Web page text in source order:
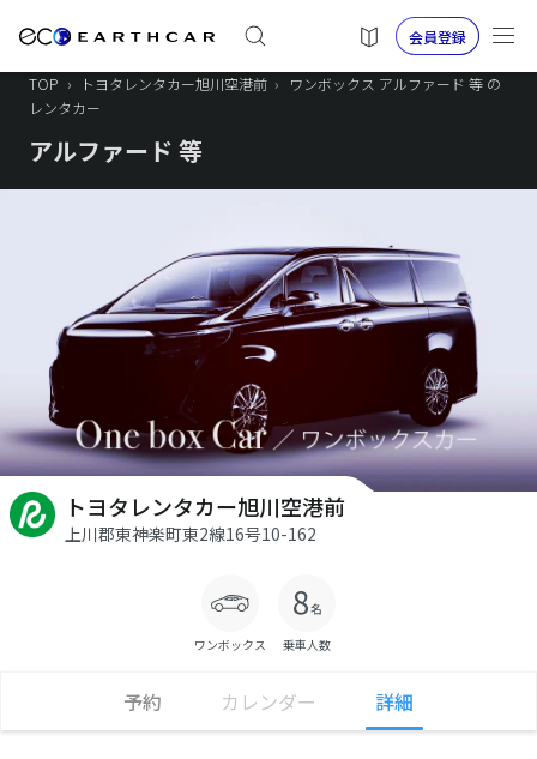
会員登録
TOP › トヨタレンタカー旭川空港前 ›
ワンボックス アルファード 等 の
レンタカー
アルファード 等
トヨタレンタカー旭川空港前
上川郡東神楽町東2線16号10-162
ワンボックス 乗車人数
予約 カレンダー 詳細